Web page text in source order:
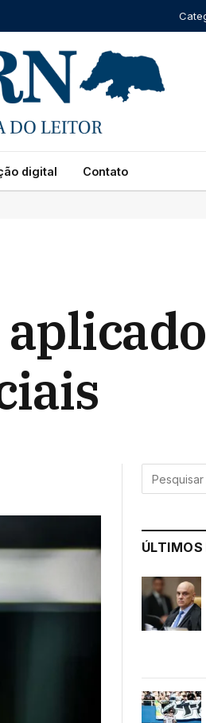
digital Contato